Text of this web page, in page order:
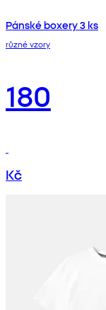
Pánské boxery 3 ks
různé vzory
180
Kč